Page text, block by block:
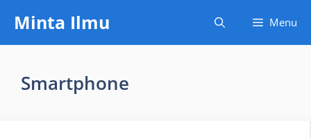
content
Minta Ilmu Menu
Smartphone